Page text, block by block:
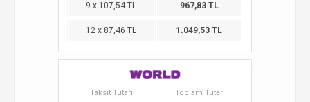
9 x 107,54 TL 967,83 TL
12 x 87,46 TL 1.049,53 TL
Taksit Tutarı Toplam Tutar